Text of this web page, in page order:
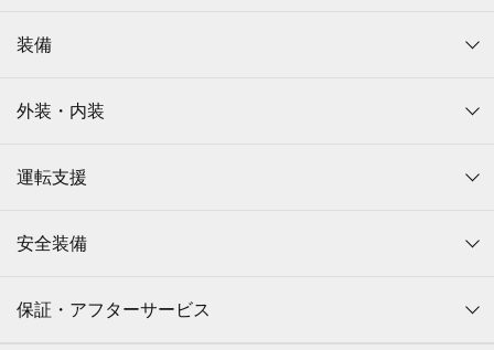
装備
外装・内装
運転支援
安全装備
保証・アフターサービス